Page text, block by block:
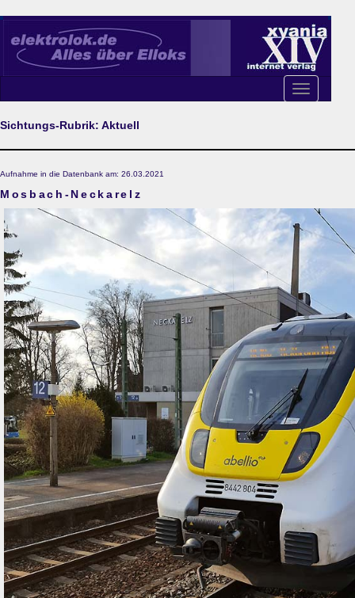
Toggle
navigation
Sichtungs-Rubrik: Aktuell
Aufnahme in die Datenbank am: 26.03.2021
Mosbach-Neckarelz